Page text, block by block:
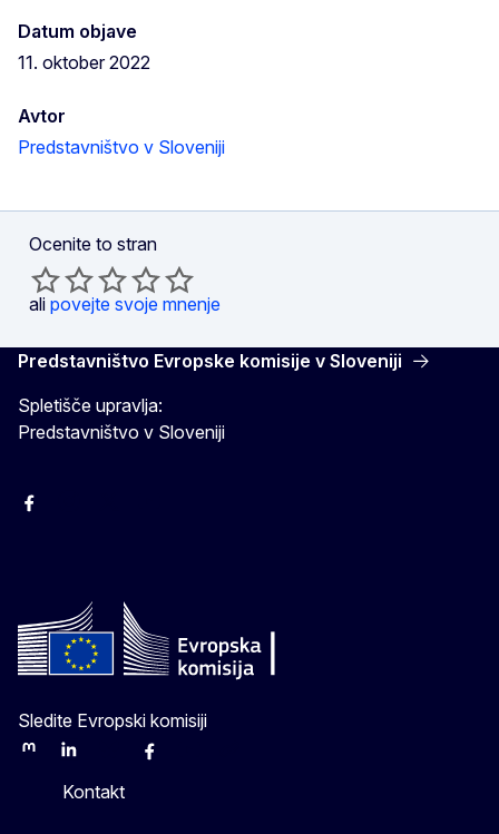
Datum objave
11. oktober 2022
Avtor
Predstavništvo v Sloveniji
Ocenite to stran
ali povejte svoje mnenje
Predstavništvo Evropske komisije v Sloveniji
Spletišče upravlja:
Predstavništvo v Sloveniji
Facebook
Sledite Evropski komisiji
MastodonLinkedInBlueskyFacebook
Kontakt